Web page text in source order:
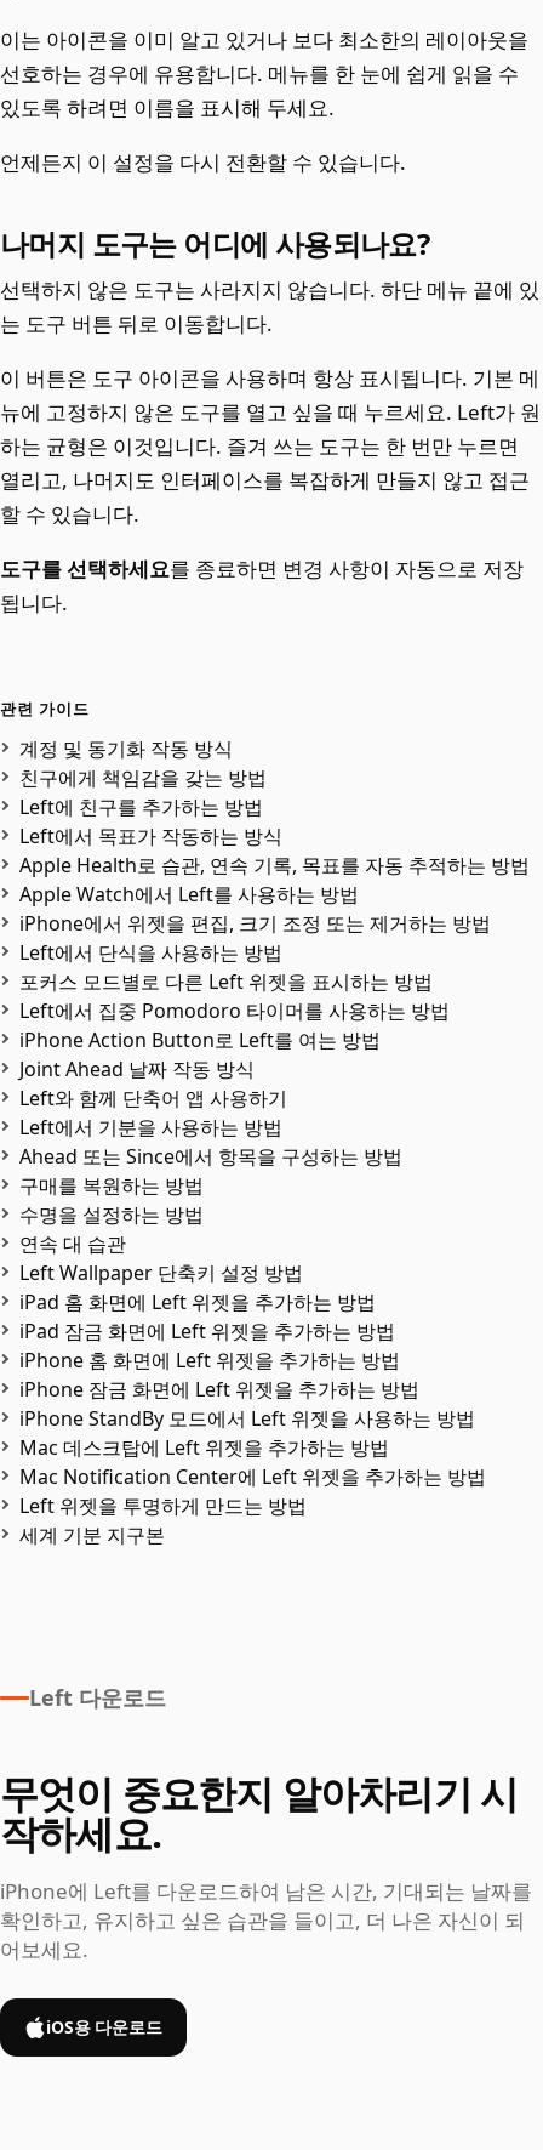
이는 아이콘을 이미 알고 있거나 보다 최소한의 레이아웃을
선호하는 경우에 유용합니다. 메뉴를 한 눈에 쉽게 읽을 수
있도록 하려면 이름을 표시해 두세요.
언제든지 이 설정을 다시 전환할 수 있습니다.
나머지 도구는 어디에 사용되나요?
선택하지 않은 도구는 사라지지 않습니다. 하단 메뉴 끝에 있
는 도구 버튼 뒤로 이동합니다.
이 버튼은 도구 아이콘을 사용하며 항상 표시됩니다. 기본 메
뉴에 고정하지 않은 도구를 열고 싶을 때 누르세요. Left가 원
하는 균형은 이것입니다. 즐겨 쓰는 도구는 한 번만 누르면
열리고, 나머지도 인터페이스를 복잡하게 만들지 않고 접근
할 수 있습니다.
도구를 선택하세요를 종료하면 변경 사항이 자동으로 저장
됩니다.
관련 가이드
계정 및 동기화 작동 방식
친구에게 책임감을 갖는 방법
Left에 친구를 추가하는 방법
Left에서 목표가 작동하는 방식
Apple Health로 습관, 연속 기록, 목표를 자동 추적하는 방법
Apple Watch에서 Left를 사용하는 방법
iPhone에서 위젯을 편집, 크기 조정 또는 제거하는 방법
Left에서 단식을 사용하는 방법
포커스 모드별로 다른 Left 위젯을 표시하는 방법
Left에서 집중 Pomodoro 타이머를 사용하는 방법
iPhone Action Button로 Left를 여는 방법
Joint Ahead 날짜 작동 방식
Left와 함께 단축어 앱 사용하기
Left에서 기분을 사용하는 방법
Ahead 또는 Since에서 항목을 구성하는 방법
구매를 복원하는 방법
수명을 설정하는 방법
연속 대 습관
Left Wallpaper 단축키 설정 방법
iPad 홈 화면에 Left 위젯을 추가하는 방법
iPad 잠금 화면에 Left 위젯을 추가하는 방법
iPhone 홈 화면에 Left 위젯을 추가하는 방법
iPhone 잠금 화면에 Left 위젯을 추가하는 방법
iPhone StandBy 모드에서 Left 위젯을 사용하는 방법
Mac 데스크탑에 Left 위젯을 추가하는 방법
Mac Notification Center에 Left 위젯을 추가하는 방법
Left 위젯을 투명하게 만드는 방법
세계 기분 지구본
Left 다운로드
무엇이 중요한지 알아차리기 시
작하세요.
iPhone에 Left를 다운로드하여 남은 시간, 기대되는 날짜를
확인하고, 유지하고 싶은 습관을 들이고, 더 나은 자신이 되
어보세요.
iOS용 다운로드